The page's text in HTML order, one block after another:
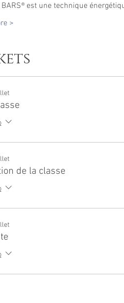
BARS® est une technique
>
de la classe